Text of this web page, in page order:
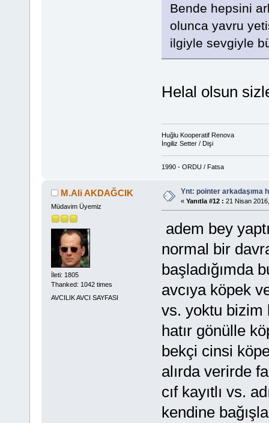
Bende hepsini
olunca yavru
ilgiyle sevgiyle
Helal olsun
Huğlu Kooperatif Renova
İngiliz Setter / Dişi
1990 - ORDU / Fatsa
M.Ali AKDAĞCIK
Müdavim Üyemiz
İleti: 1805
Thanked: 1042 times
AVCILIK AVCI SAYFASI
Ynt: pointer arkadaşıma
« Yanıtla #12 : 21 Nisan
adem bey
normal bir
başladığımda
avcıya köpek
vs. yoktu bizim
hatır gönülle
bekçi cinsi
alırda verirde
cıf kayıtlı vs.
kendine